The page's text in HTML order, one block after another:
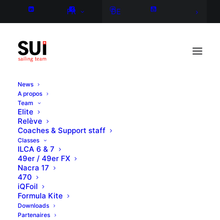
FR DE
News
A propos
Team
Elite
Relève
Coaches & Support staff
Classes
ILCA 6 & 7
49er / 49er FX
Nacra 17
470
iQFoil
Formula Kite
Downloads
Partenaires